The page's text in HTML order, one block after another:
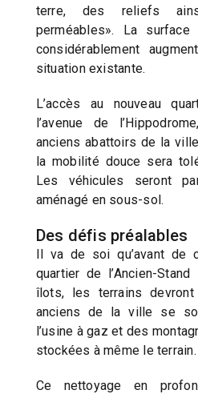
terre, des reliefs
perméables». La
considérablement
situation existante.
L’accès au nouveau
l’avenue de
anciens abattoirs de la
la mobilité douce sera
Les véhicules seront
aménagé en sous-sol.
Des défis préalables
Il va de soi qu’avant de
quartier de l’Ancien-
îlots, les terrains
anciens de la ville se
l’usine à gaz et des
stockées à même le terrain.
Ce nettoyage en